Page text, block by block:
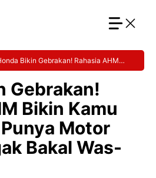
Bikin Gebrakan! Rahasia AHM
Gebrakan!
Bikin Kamu
Motor
Bakal Was-